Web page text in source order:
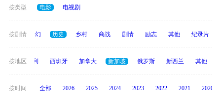
按类型 电影 电视剧
按剧情
动作 奇幻 历史 乡村 商战 剧情 励志 其他 纪录片
按地区
度 意大利 西班牙 加拿大 新加坡 俄罗斯 新西兰 其他
按时间 全部 2026 2025 2024 2023 2022 2021 2020